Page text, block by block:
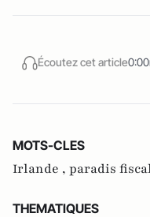
Écoutez cet article
MOTS-CLES
Irlande , paradis
THEMATIQUES